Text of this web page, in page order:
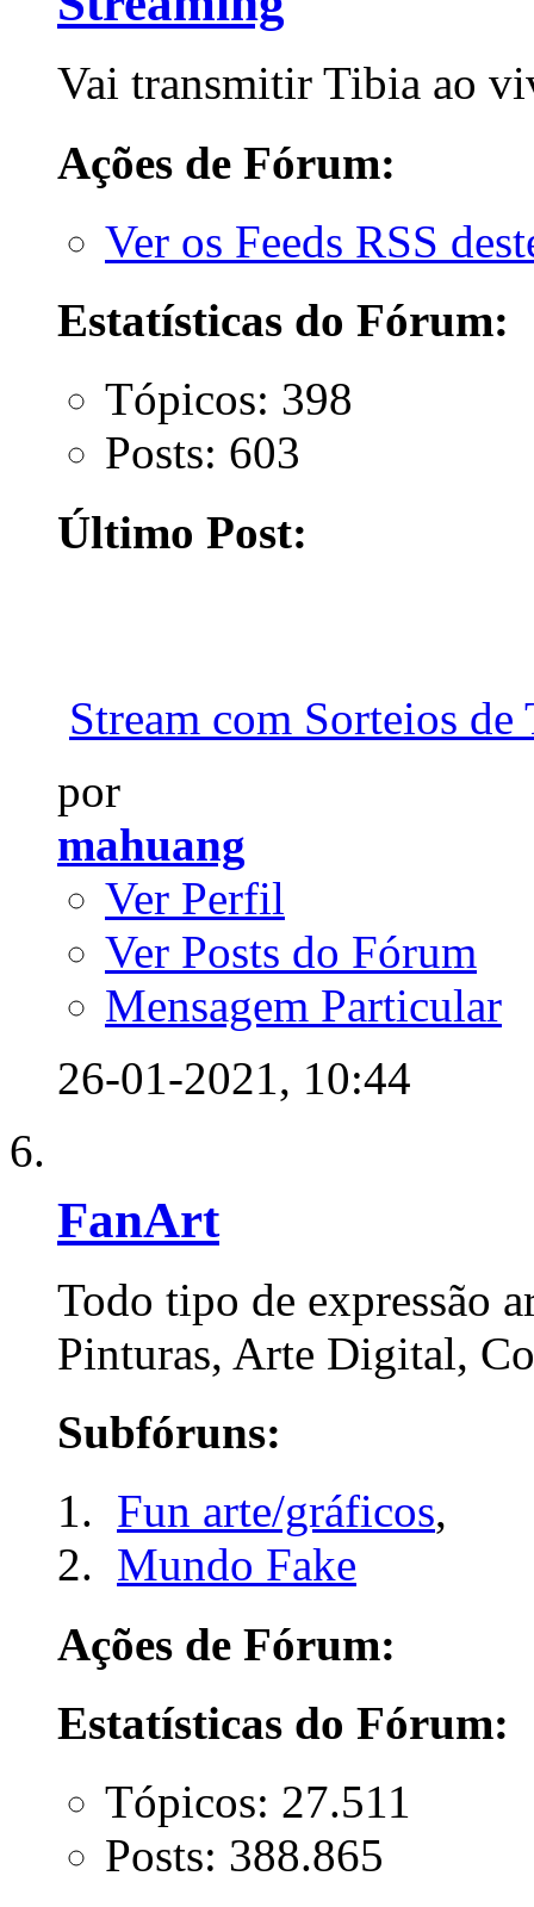
Vai transmitir Tibia ao
Ações de Fórum:
Ver os Feeds RSS
Estatísticas do Fórum:
Tópicos: 398
Posts: 603
Último Post:
Stream com Sorteios de
por
mahuang
Ver Perfil
Ver Posts do Fórum
Mensagem Particular
26-01-2021, 10:44
FanArt
Todo tipo de expressão
Pinturas, Arte Digital,
Subfóruns:
Fun arte/gráficos,
Mundo Fake
Ações de Fórum:
Estatísticas do Fórum:
Tópicos: 27.511
Posts: 388.865